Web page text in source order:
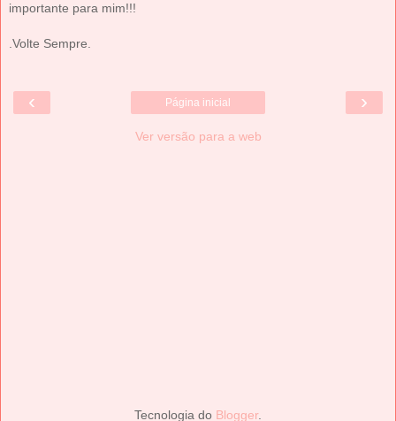
importante para mim!!!
.Volte Sempre.
‹ ›
Página inicial
Ver versão para a web
Tecnologia do Blogger.